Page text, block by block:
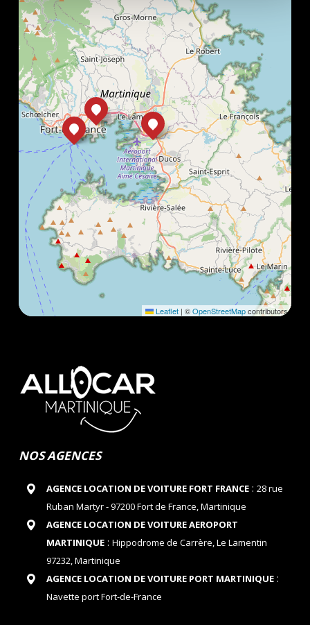
Leaflet | ©OpenStreetMapcontributors
NOS AGENCES
AGENCE LOCATION DE VOITURE FORT FRANCE: 28 rue
Ruban Martyr - 97200 Fort de France, Martinique
AGENCE LOCATION DE VOITURE AEROPORT
MARTINIQUE: Hippodrome de Carrère, Le Lamentin
97232, Martinique
AGENCE LOCATION DE VOITURE PORT MARTINIQUE:
Navette port Fort-de-France